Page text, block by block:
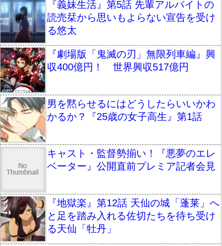
『義妹生活』第5話 先輩アルバイトの
読売栞から思いもよらない宣告を受け
る悠太
『劇場版「鬼滅の刃」無限列車編』興
収400億円！ 世界興収517億円
男を黙らせるにはどうしたらいいかわ
かるか？『25歳の女子高生』第1話
キャスト・監督勢揃い！『悪夢のエレ
ベーター』公開直前プレミア記者会見
『地獄楽』第12話 天仙の城「蓬莱」へ
と足を踏み入れる佐切たちを待ち受け
る天仙「牡丹」